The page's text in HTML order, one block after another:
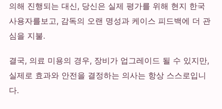
의해 진행되는 대신, 당신은 실제 평가를 위해 현지 한국
사용자를보고, 감독의 오랜 명성과 케이스 피드백에 더 관
심을 지불.
결국, 의료 미용의 경우, 장비가 업그레이드 될 수 있지만,
실제로 효과와 안전을 결정하는 의사는 항상 스스로입니
다.